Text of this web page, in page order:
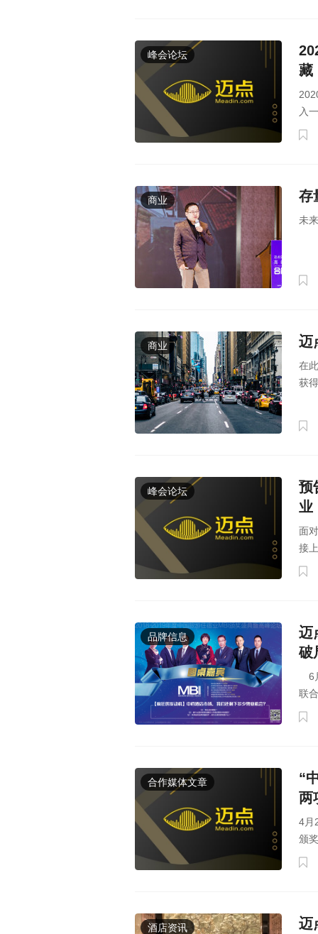
峰会论坛
藏
入
商业 存
未
商业 迈
在
获
峰会论坛
预
业
面
接
品牌信息
迈
破
6
联
合作媒体文章
“
两
4月
颁
酒店资讯
迈